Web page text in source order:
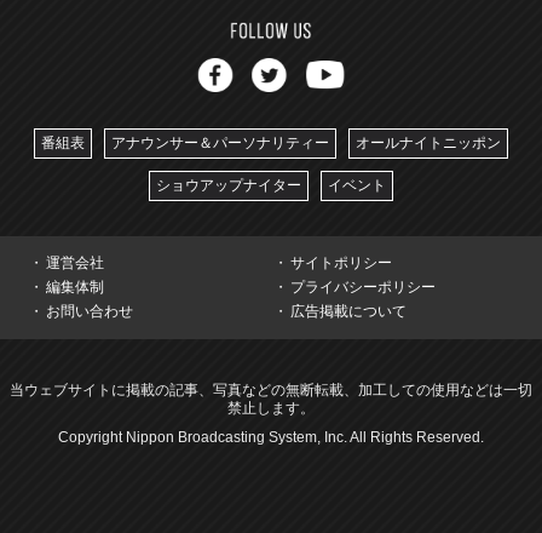
番組表 アナウンサー＆パーソナリティー オールナイトニッポン
ショウアップナイター イベント
運営会社
サイトポリシー
編集体制
プライバシーポリシー
お問い合わせ
広告掲載について
当ウェブサイトに掲載の記事、写真などの無断転載、加工しての使用などは一切
禁止します。
Copyright Nippon Broadcasting System, Inc. All Rights Reserved.